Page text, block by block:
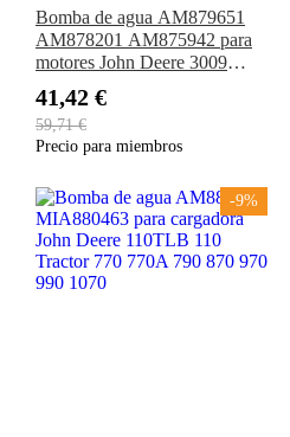
Bomba de agua AM879651
AM878201 AM875942 para
motores John Deere 3009
2355 3365 675B 25 30 50
3215 3235 3325 3365
41,42 €
59,71 €
Precio para miembros
-9%